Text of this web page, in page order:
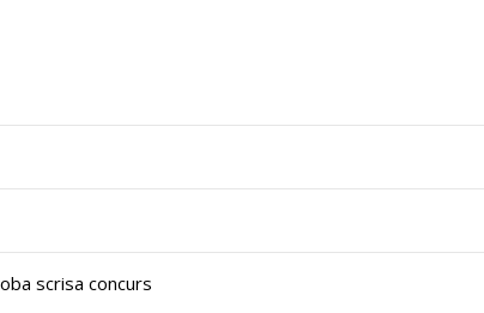
scrisa concurs